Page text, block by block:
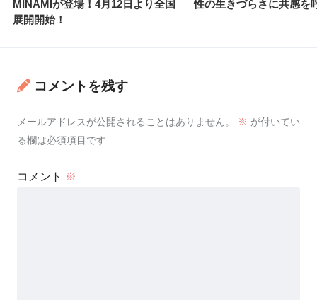
MINAMIが登場！4月12日より全国
展開開始！
性の生きづらさに共感を
コメントを残す
メールアドレスが公開されることはありません。 ※ が付いてい
る欄は必須項目です
コメント ※